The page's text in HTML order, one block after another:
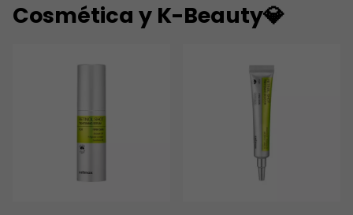
Cosmética y K-Beauty💎